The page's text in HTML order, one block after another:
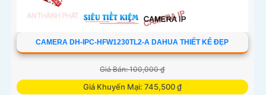
CAMERA DH-IPC-HFW1230TL2-A DAHUA THIẾT KẾ ĐẸP
Giá Bán: 100,000 ₫
Giá Khuyến Mại: 745,500 ₫